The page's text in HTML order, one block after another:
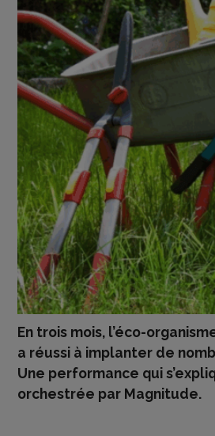
En trois mois, l’éco-
a réussi à implanter de
Une performance qui
orchestrée par Magnitude.